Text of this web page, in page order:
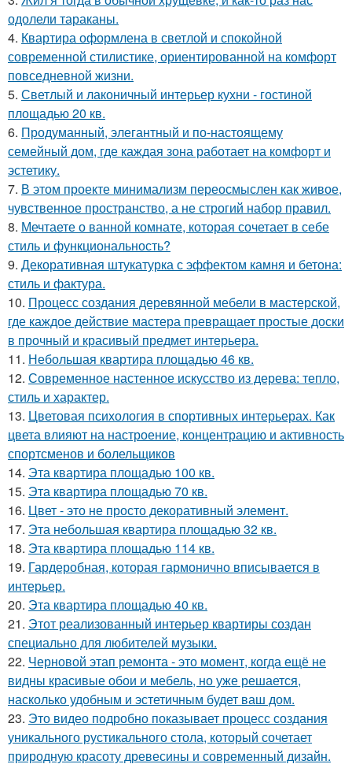
одолели тараканы.
4. Квартира оформлена в светлой и спокойной
современной стилистике, ориентированной на комфорт
повседневной жизни.
5. Светлый и лаконичный интерьер кухни - гостиной
площадью 20 кв.
6. Продуманный, элегантный и по-настоящему
семейный дом, где каждая зона работает на комфорт и
эстетику.
7. В этом проекте минимализм переосмыслен как живое,
чувственное пространство, а не строгий набор правил.
8. Мечтаете о ванной комнате, которая сочетает в себе
стиль и функциональность?
9. Декоративная штукатурка с эффектом камня и бетона:
стиль и фактура.
10. Процесс создания деревянной мебели в мастерской,
где каждое действие мастера превращает простые доски
в прочный и красивый предмет интерьера.
11. Небольшая квартира площадью 46 кв.
12. Современное настенное искусство из дерева: тепло,
стиль и характер.
13. Цветовая психология в спортивных интерьерах. Как
цвета влияют на настроение, концентрацию и активность
спортсменов и болельщиков
14. Эта квартира площадью 100 кв.
15. Эта квартира площадью 70 кв.
16. Цвет - это не просто декоративный элемент.
17. Эта небольшая квартира площадью 32 кв.
18. Эта квартира площадью 114 кв.
19. Гардеробная, которая гармонично вписывается в
интерьер.
20. Эта квартира площадью 40 кв.
21. Этот реализованный интерьер квартиры создан
специально для любителей музыки.
22. Черновой этап ремонта - это момент, когда ещё не
видны красивые обои и мебель, но уже решается,
насколько удобным и эстетичным будет ваш дом.
23. Это видео подробно показывает процесс создания
уникального рустикального стола, который сочетает
природную красоту древесины и современный дизайн.